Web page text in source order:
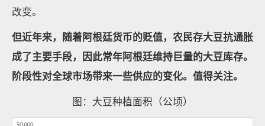
改变。
但近年来，随着阿根廷货币的贬值，农民存大豆抗通胀
成了主要手段，因此常年阿根廷维持巨量的大豆库存。
阶段性对全球市场带来一些供应的变化。值得关注。
图：大豆种植面积（公顷）